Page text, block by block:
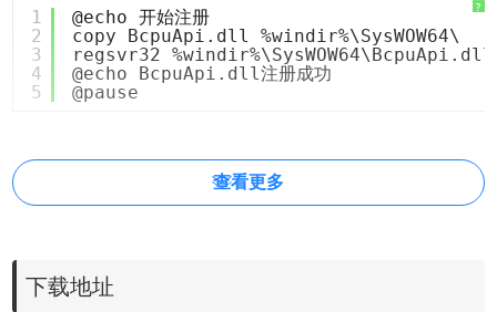
?
1
2
3
4
5
@echo 开始注册
copy BcpuApi.dll %windir%\SysWOW64\
regsvr32
@echo BcpuApi.dll注册成功
@pause
查看更多
下载地址